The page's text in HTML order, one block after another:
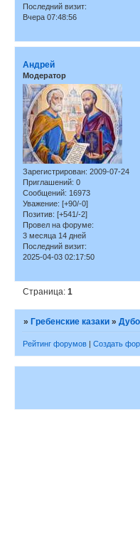
Последний визит:
Вчера 07:48:56
Андрей
Модератор
Зарегистрирован: 2009-07-24
Приглашений: 0
Сообщений: 16973
Уважение: [+90/-0]
Позитив: [+541/-2]
Провел на форуме:
3 месяца 14 дней
Последний визит:
2025-04-03 02:17:50
Страница:1
»Гребенские казаки »
Рейтинг форумов | Создать